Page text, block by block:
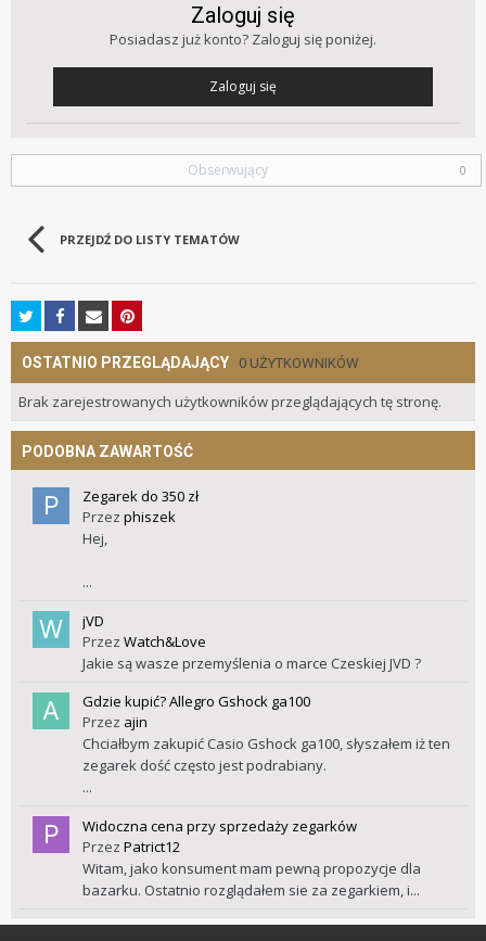
Zaloguj się
Posiadasz już konto? Zaloguj się poniżej.
Zaloguj się
Obserwujący 0
PRZEJDŹ DO LISTY TEMATÓW
OSTATNIO PRZEGLĄDAJĄCY 0 UŻYTKOWNIKÓW
Brak zarejestrowanych użytkowników przeglądających tę stronę.
PODOBNA ZAWARTOŚĆ
Zegarek do 350 zł
Przez phiszek
Hej,
...
jVD
Przez Watch&Love
Jakie są wasze przemyślenia o marce Czeskiej JVD ?
Gdzie kupić? Allegro Gshock ga100
Przez ajin
Chciałbym zakupić Casio Gshock ga100, słyszałem iż ten
zegarek dość często jest podrabiany.
...
Widoczna cena przy sprzedaży zegarków
Przez Patrict12
Witam, jako konsument mam pewną propozycje dla
bazarku. Ostatnio rozglądałem sie za zegarkiem, i...